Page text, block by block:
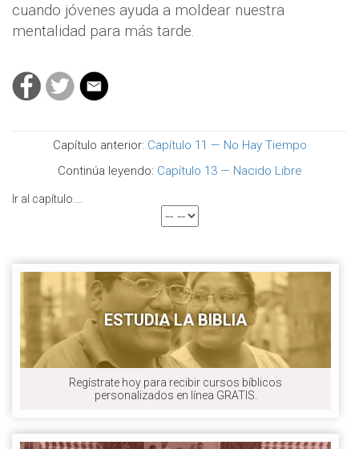
cuando jóvenes ayuda a moldear nuestra
mentalidad para más tarde.
Capítulo anterior: Capítulo 11 — No Hay Tiempo
Continúa leyendo: Capítulo 13 — Nacido Libre
Ir al capítulo....
ESTUDIA LA BIBLIA
Regístrate hoy para recibir cursos bíblicos
personalizados en línea GRATIS.